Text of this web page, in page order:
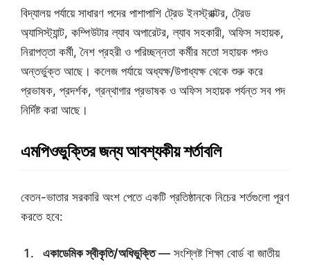
বিদ্যালয় পর্যায়ে সাধারণ পদের পাশাপাশি ট্রেড ইনস্ট্রাক্টর, ট্রেড
অ্যাসিস্ট্যান্ট, কম্পিউটার ল্যাব অপারেটর, ল্যাব সহকারী, অফিস সহায়ক,
নিরাপত্তা কর্মী, নৈশ প্রহরী ও পরিচ্ছন্নতা কর্মীর মতো সহায়ক পদও
অন্তর্ভুক্ত আছে। কলেজ পর্যায়ে অধ্যক্ষ/উপাধ্যক্ষ থেকে শুরু করে
প্রভাষক, প্রদর্শক, গ্রন্থাগার প্রভাষক ও অফিস সহায়ক পর্যন্ত সব পদ
নির্দিষ্ট করা আছে।
এমপিওভুক্তির জন্য আবশ্যকীয় শর্তাবলি
বেতন-ভাতার সরকারি অংশ পেতে একটি প্রতিষ্ঠানকে নিচের শর্তগুলো পূরণ
করতে হবে:
একাডেমিক স্বীকৃতি/অধিভুক্তি— সংশ্লিষ্ট শিক্ষা বোর্ড বা জাতীয়